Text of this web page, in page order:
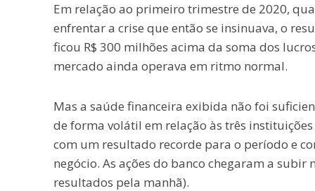
Em relação ao primeiro trimestre de 2020,
enfrentar a crise que então se insinuava, o
ficou R$ 300 milhões acima da soma dos
mercado ainda operava em ritmo normal.
Mas a saúde financeira exibida não foi
de forma volátil em relação às três
com um resultado recorde para o período e
negócio. As ações do banco chegaram a
resultados pela manhã).